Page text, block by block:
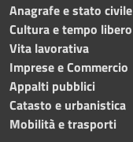
Anagrafe e stato civile
Cultura e tempo libero
Vita lavorativa
Imprese e Commercio
Appalti pubblici
Catasto e urbanistica
Mobilità e trasporti